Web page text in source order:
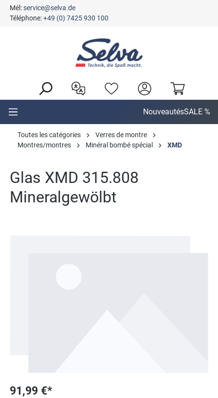
principal
Mél:service@selva.de
Téléphone:+49 (0) 7425 930 100
NouveautésSALE %
Toutes les catégories
Verres de montre
Montres/montres
Minéral bombé spécial XMD
Glas XMD 315.808
Mineralgewölbt
91,99 €*